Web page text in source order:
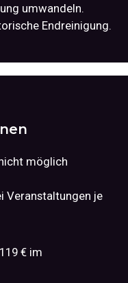
umwandeln.
Endreinigung.
möglich
Veranstaltungen je
€ im